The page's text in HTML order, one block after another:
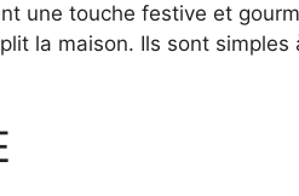
une touche festive et
la maison. Ils sont simples